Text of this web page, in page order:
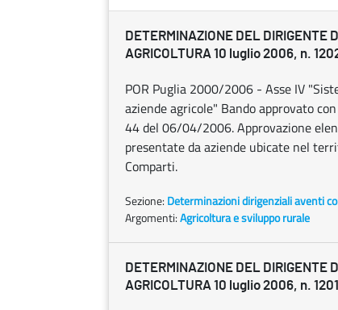
DETERMINAZIONE DEL DIRIGENTE
AGRICOLTURA 10 luglio 2006, n.
POR Puglia 2000/2006 - Asse IV
aziende agricole" Bando approvato
44 del 06/04/2006. Approvazione
presentate da aziende ubicate nel
Comparti.
Sezione: Determinazioni dirigenziali aventi
Argomenti:Agricoltura e sviluppo rurale
DETERMINAZIONE DEL DIRIGENTE
AGRICOLTURA 10 luglio 2006, n. 1201